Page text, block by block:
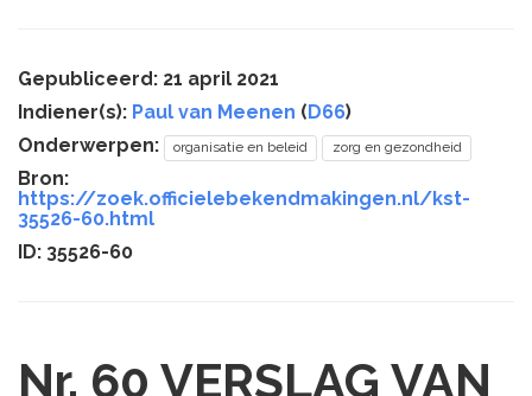
Gepubliceerd: 21 april 2021
Indiener(s): Paul van Meenen (D66)
Onderwerpen:
organisatie en beleid zorg en gezondheid
Bron:
https://zoek.officielebekendmakingen.nl/kst-
35526-60.html
ID: 35526-60
Nr. 60 VERSLAG VAN